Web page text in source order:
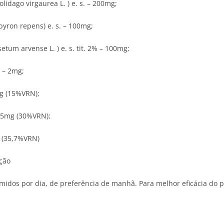
virgaurea L. ) e. s. – 200mg;
repens) e. s. – 100mg;
arvense L. ) e. s. tit. 2% – 100mg;
2mg;
(15%VRN);
(30%VRN);
por dia, de preferência de manhã. Para melhor eficácia do